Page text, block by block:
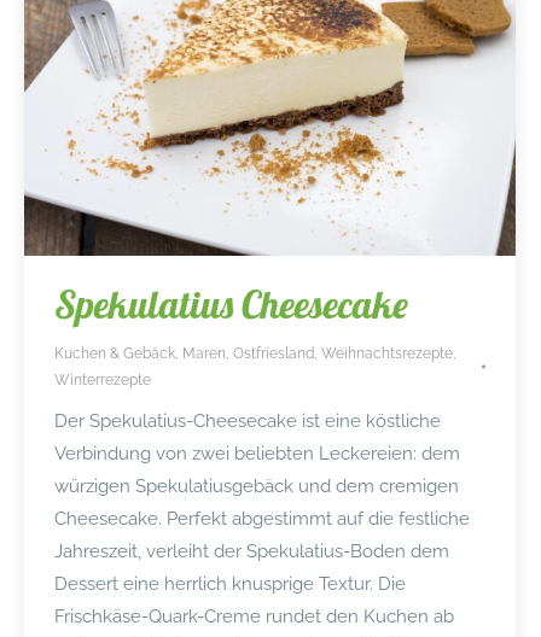
Spekulatius Cheesecake
Kuchen & Gebäck, Maren, Ostfriesland, Weihnachtsrezepte,
Winterrezepte
Der Spekulatius-Cheesecake ist eine köstliche
Verbindung von zwei beliebten Leckereien: dem
würzigen Spekulatiusgebäck und dem cremigen
Cheesecake. Perfekt abgestimmt auf die festliche
Jahreszeit, verleiht der Spekulatius-Boden dem
Dessert eine herrlich knusprige Textur. Die
Frischkäse-Quark-Creme rundet den Kuchen ab